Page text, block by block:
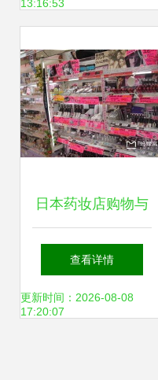
13:16:53
日本药妆店购物与
家用电器选购全攻
略 从美妆到电器的
查看详情
更新时间：2026-08-08
17:20:07